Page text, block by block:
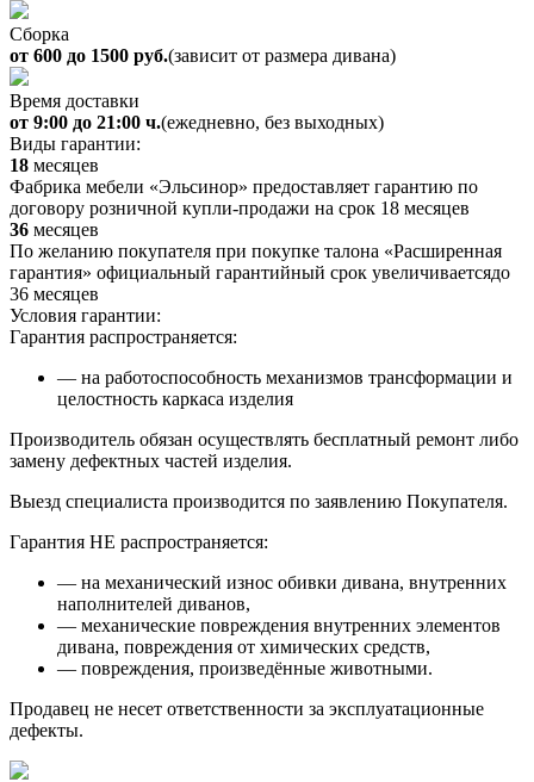
Сборка
от 600 до 1500 руб.(зависит от размера дивана)
Время доставки
от 9:00 до 21:00 ч.(ежедневно, без выходных)
Виды гарантии:
18 месяцев
Фабрика мебели «Эльсинор» предоставляет гарантию по
договору розничной купли-продажи на срок 18 месяцев
36 месяцев
По желанию покупателя при покупке талона «Расширенная
гарантия» официальный гарантийный срок увеличиваетсядо
36 месяцев
Условия гарантии:
Гарантия распространяется:
— на работоспособность механизмов трансформации и
целостность каркаса изделия
Производитель обязан осуществлять бесплатный ремонт либо
замену дефектных частей изделия.
Выезд специалиста производится по заявлению Покупателя.
Гарантия НЕ распространяется:
— на механический износ обивки дивана, внутренних
наполнителей диванов,
— механические повреждения внутренних элементов
дивана, повреждения от химических средств,
— повреждения, произведённые животными.
Продавец не несет ответственности за эксплуатационные
дефекты.